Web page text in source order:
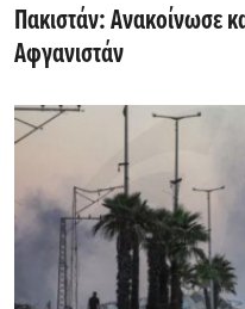
Πακιστάν: Ανακοίνωσε
Αφγανιστάν